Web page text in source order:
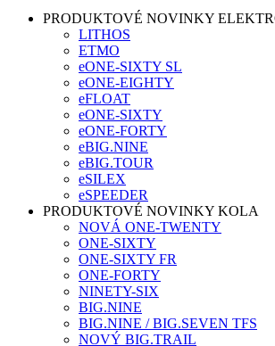
PRODUKTOVÉ NOVINKY
LITHOS
ETMO
eONE-SIXTY SL
eONE-EIGHTY
eFLOAT
eONE-SIXTY
eONE-FORTY
eBIG.NINE
eBIG.TOUR
eSILEX
eSPEEDER
PRODUKTOVÉ NOVINKY KOLA
NOVÁ ONE-TWENTY
ONE-SIXTY
ONE-SIXTY FR
ONE-FORTY
NINETY-SIX
BIG.NINE
BIG.NINE / BIG.SEVEN TFS
NOVÝ BIG.TRAIL